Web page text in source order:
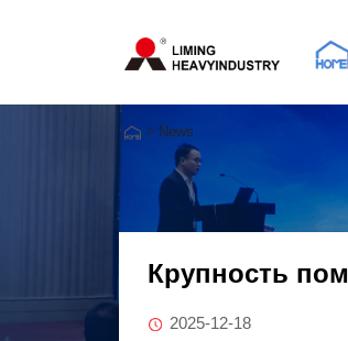
> News
Крупность
2025-12-18